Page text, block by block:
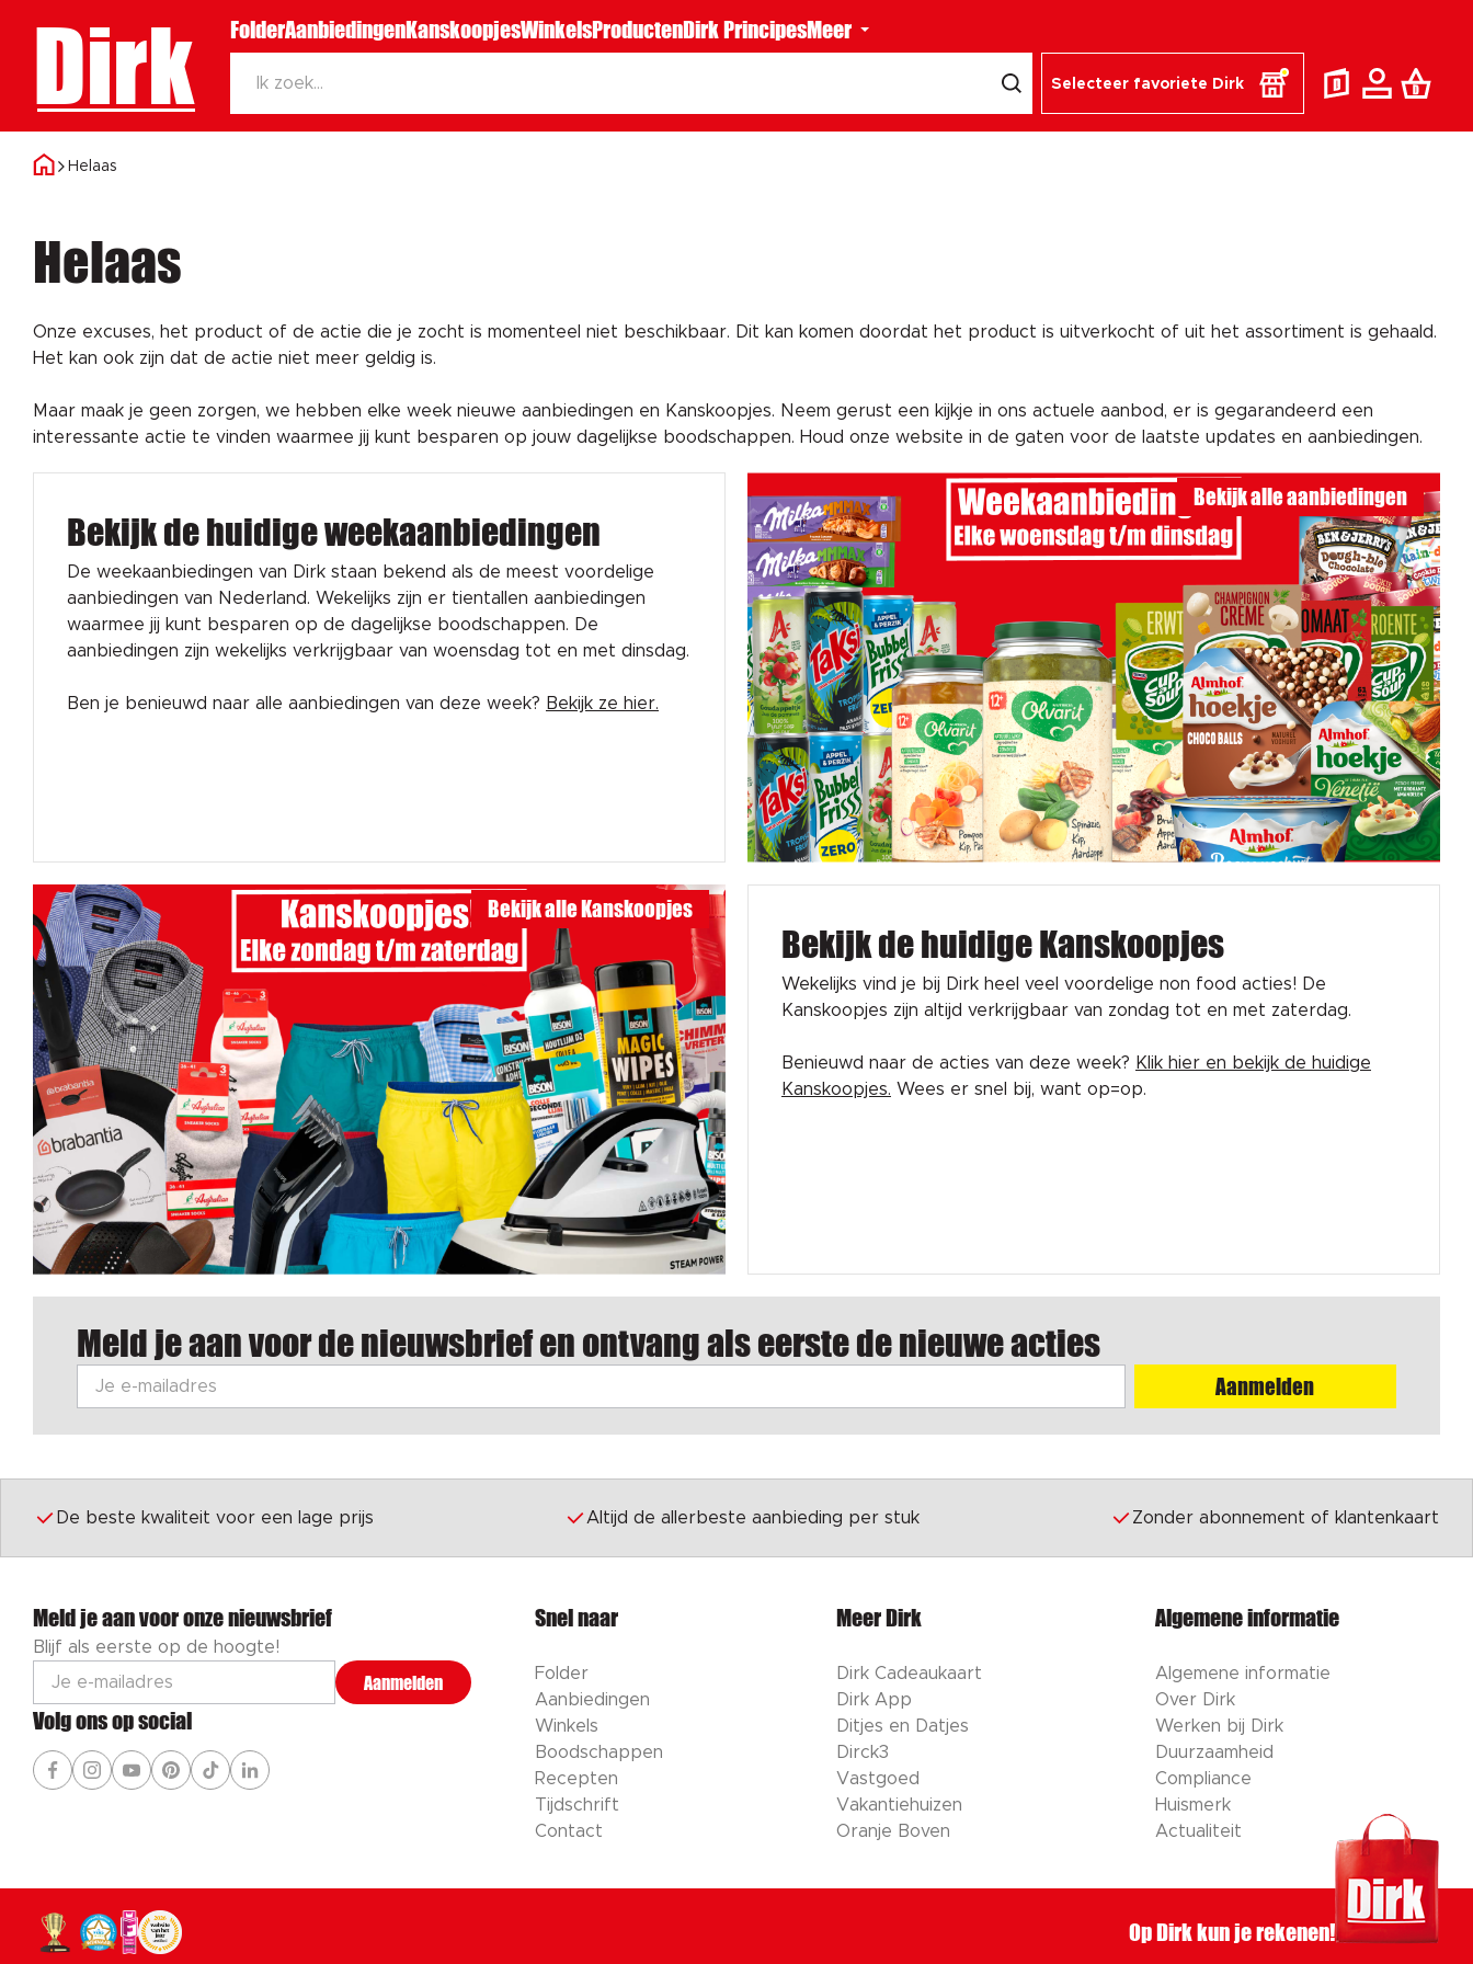
Dirk FolderAanbiedingenKanskoopjesWinkelsProductenDirk PrincipesMeer
Selecteer favoriete Dirk
Helaas
Helaas
Onze excuses, het product of de actie die je zocht is momenteel niet beschikbaar. Dit kan komen doordat het product is uitverkocht of uit het assortiment is gehaald.
Het kan ook zijn dat de actie niet meer geldig is.
Maar maak je geen zorgen, we hebben elke week nieuwe aanbiedingen en Kanskoopjes. Neem gerust een kijkje in ons actuele aanbod, er is gegarandeerd een
interessante actie te vinden waarmee jij kunt besparen op jouw dagelijkse boodschappen. Houd onze website in de gaten voor de laatste updates en aanbiedingen.
Bekijk de huidige weekaanbiedingen
De weekaanbiedingen van Dirk staan bekend als de meest voordelige
aanbiedingen van Nederland. Wekelijks zijn er tientallen aanbiedingen
waarmee jij kunt besparen op de dagelijkse boodschappen. De
aanbiedingen zijn wekelijks verkrijgbaar van woensdag tot en met dinsdag.
Ben je benieuwd naar alle aanbiedingen van deze week? Bekijk ze hier.
Bekijk alle aanbiedingen
Bekijk alle Kanskoopjes
Bekijk de huidige Kanskoopjes
Wekelijks vind je bij Dirk heel veel voordelige non food acties! De
Kanskoopjes zijn altijd verkrijgbaar van zondag tot en met zaterdag.
Benieuwd naar de acties van deze week? Klik hier en bekijk de huidige
Kanskoopjes. Wees er snel bij, want op=op.
Meld je aan voor de nieuwsbrief en ontvang als eerste de nieuwe acties
Aanmelden
De beste kwaliteit voor een lage prijs Altijd de allerbeste aanbieding per stuk Zonder abonnement of klantenkaart
Meld je aan voor onze nieuwsbrief
Blijf als eerste op de hoogte!
Aanmelden
Volg ons op social
Snel naar
Folder
Aanbiedingen
Winkels
Boodschappen
Recepten
Tijdschrift
Contact
Meer Dirk
Dirk Cadeaukaart
Dirk App
Ditjes en Datjes
Dirck3
Vastgoed
Vakantiehuizen
Oranje Boven
Algemene informatie
Algemene informatie
Over Dirk
Werken bij Dirk
Duurzaamheid
Compliance
Huismerk
Actualiteit
Op Dirk kun je rekenen!